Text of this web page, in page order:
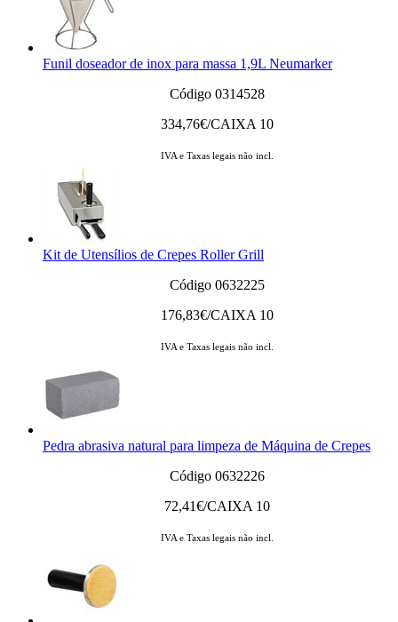
Funil doseador de inox para massa 1,9L Neumarker
Código 0314528
334,76€/CAIXA 10
IVA e Taxas legais não incl.
Kit de Utensílios de Crepes Roller Grill
Código 0632225
176,83€/CAIXA 10
IVA e Taxas legais não incl.
Pedra abrasiva natural para limpeza de Máquina de Crepes
Código 0632226
72,41€/CAIXA 10
IVA e Taxas legais não incl.